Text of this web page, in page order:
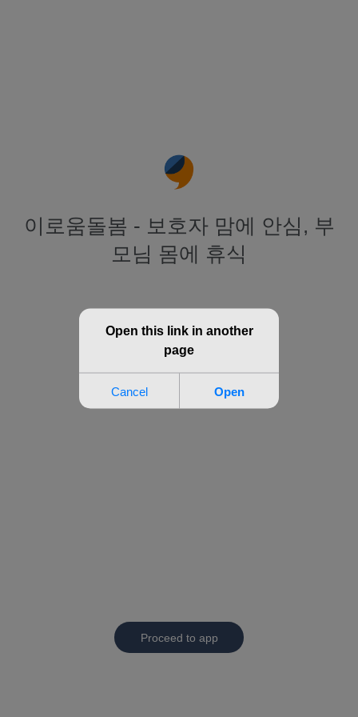
이로움돌봄 - 보호자 맘에 안심, 부
모님 몸에 휴식
Proceed to app